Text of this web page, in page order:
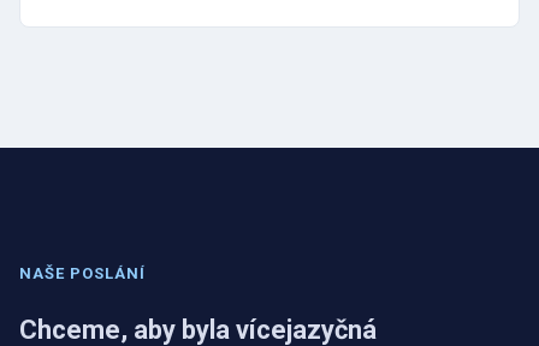
NAŠE POSLÁNÍ
Chceme, aby byla vícejazyčná